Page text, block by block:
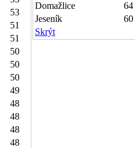
53
51
51
50
50
50
49
48
48
48
48
Domažlice
64
Jeseník
60
Skrýt